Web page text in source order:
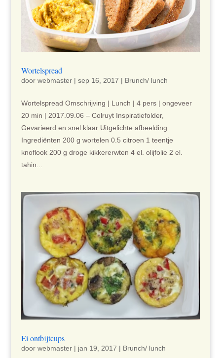
Wortelspread
door webmaster| sep 16, 2017 | Brunch/ lunch
Wortelspread Omschrijving | Lunch | 4 pers | ongeveer
20 min | 2017.09.06 – Colruyt Inspiratiefolder,
Gevarieerd en snel klaar Uitgelichte afbeelding
Ingrediënten 200 g wortelen 0.5 citroen 1 teentje
knoflook 200 g droge kikkererwten 4 el. olijfolie 2 el.
tahin...
Ei ontbijtcups
door webmaster| jan 19, 2017 | Brunch/ lunch